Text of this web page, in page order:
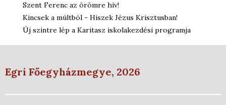
Szent Ferenc az örömre hív!
Kincsek a múltból - Hiszek Jézus Krisztusban!
Új szintre lép a Karitasz iskolakezdési programja
Egri Főegyházmegye, 2026